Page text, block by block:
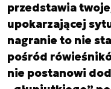
przedstawia
upokarzającej
nagranie to nie
pośród
nie postanowi